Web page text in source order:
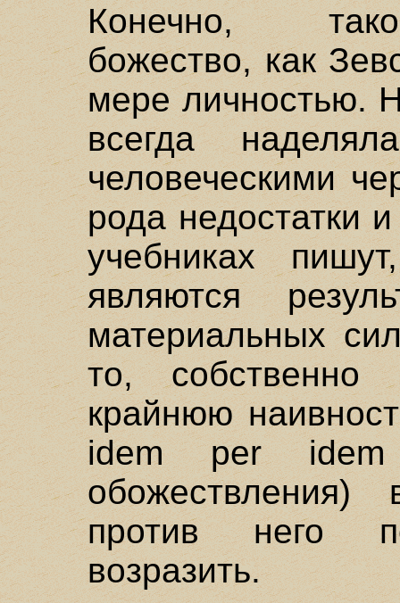
Конечно,
божество, как
мере личностью.
всегда
человеческими
рода недостатки
учебниках
являются
материальных
то, собственно
крайнюю
idem per idem
против него
возразить.